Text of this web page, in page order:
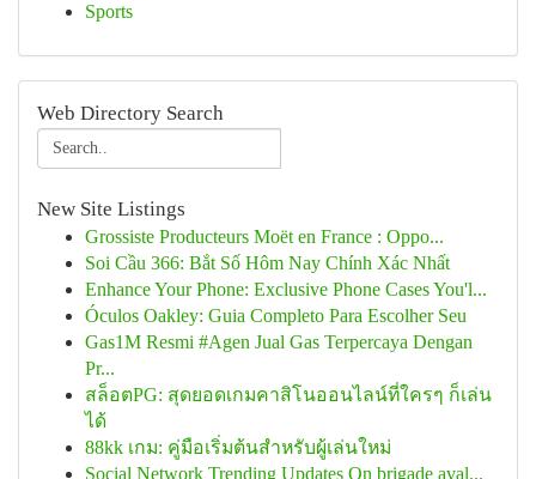
Sports
Web Directory Search
New Site Listings
Grossiste Producteurs Moët en France : Oppo...
Soi Cầu 366: Bắt Số Hôm Nay Chính Xác Nhất
Enhance Your Phone: Exclusive Phone Cases You'l...
Óculos Oakley: Guia Completo Para Escolher Seu
Gas1M Resmi #Agen Jual Gas Terpercaya Dengan
Pr...
สล็อตPG: สุดยอดเกมคาสิโนออนไลน์ที่ใครๆ ก็เล่น
ได้
88kk เกม: คู่มือเริ่มต้นสำหรับผู้เล่นใหม่
Social Network Trending Updates On brigade aval...